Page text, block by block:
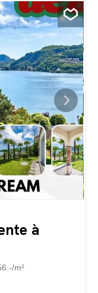
– Vue
terrasses et
extérieure
6 000 m2 pour
de terrain en
d’environ 165
cheminée,
à coucher, salle
douche, WC
à
m²